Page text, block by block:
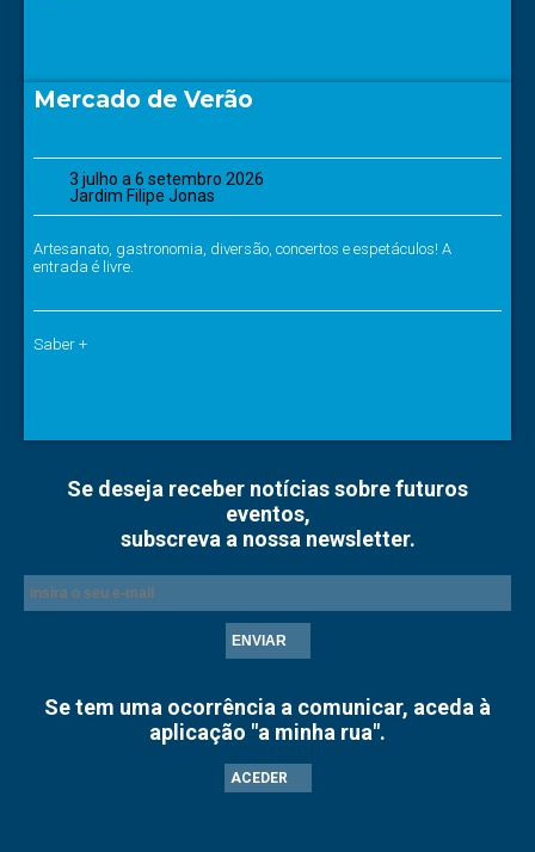
Mercado de Verão
3 julho a 6 setembro 2026
Jardim Filipe Jonas
Artesanato, gastronomia, diversão, concertos e espetáculos! A
entrada é livre.
Saber +
Se deseja receber notícias sobre futuros
eventos,
subscreva a nossa newsletter.
ENVIAR
Se tem uma ocorrência a comunicar, aceda à
aplicação "a minha rua".
ACEDER